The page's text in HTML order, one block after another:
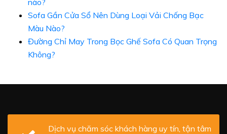
Sofa Gần Cửa Sổ Nên Dùng Loại Vải Chống Bạc
Màu Nào?
Đường Chỉ May Trong Bọc Ghế Sofa Có Quan Trọng
Không?
Dịch vụ chăm sóc khách hàng uy tín, tận tâm